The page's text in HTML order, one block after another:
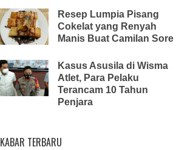
Resep Lumpia Pisang
Cokelat yang Renyah
Manis Buat Camilan Sore
Kasus Asusila di Wisma
Atlet, Para Pelaku
Terancam 10 Tahun
Penjara
KABAR TERBARU